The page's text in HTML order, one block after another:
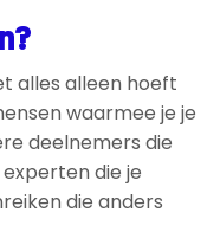
alles alleen hoeft
waarmee je je
deelnemers die
die je
die anders